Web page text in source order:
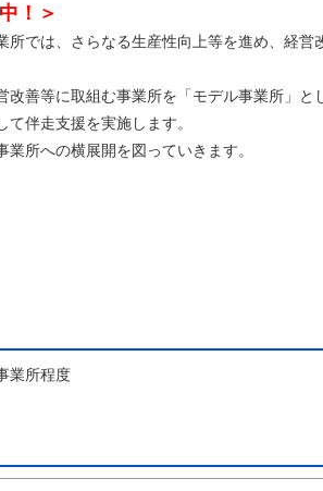
！＞
では、さらなる生産性向上等を進め、経営
善等に取組む事業所を「モデル事業所」と
伴走支援を実施します。
所への横展開を図っていきます。
業所程度